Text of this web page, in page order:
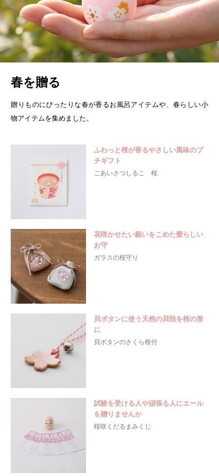
春を贈る
贈りものにぴったりな春が香るお風呂アイテムや、春らしい小
物アイテムを集めました。
ふわっと桜が香るやさしい風味のプ
チギフト
ごあいさつしるこ 桜
花咲かせたい願いをこめた愛らしい
お守
ガラスの桜守り
貝ボタンに使う天然の貝殻を桜の形
に
貝ボタンのさくら根付
試験を受ける人や頑張る人にエール
を贈りませんか
桜咲くだるまみくじ